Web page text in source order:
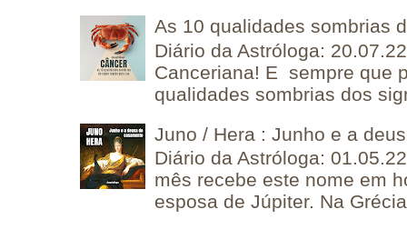
As 10 qualidades sombrias
Diário da Astróloga:
Canceriana! E sempre que
qualidades sombrias dos
Juno / Hera : Junho e a
Diário da Astróloga:
mês recebe este nome em
esposa de Júpiter. Na